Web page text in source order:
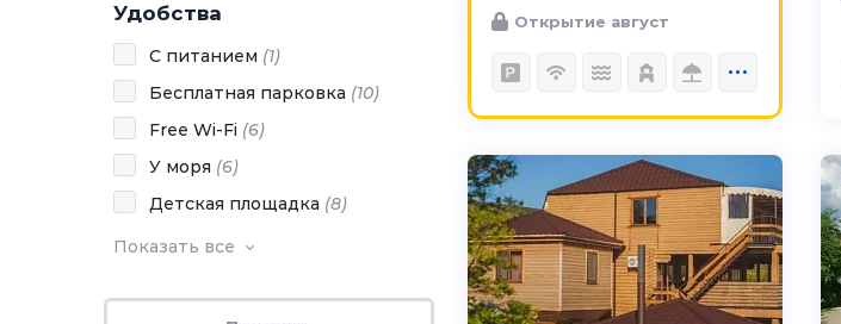
Удобства
С питанием (1)
Бесплатная парковка (10)
Free Wi-Fi (6)
У моря (6)
Детская площадка (8)
Показать все
Открытие август